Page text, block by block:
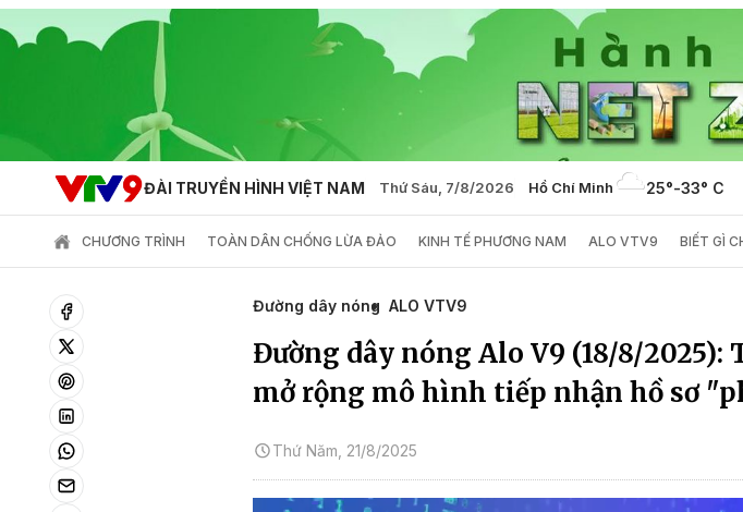
ĐÀI TRUYỀN HÌNH VIỆT NAM Thứ Sáu, 7/8/2026 Hồ Chí Minh 25°-33° C
CHƯƠNG TRÌNH TOÀN DÂN CHỐNG LỪA ĐẢO KINH TẾ PHƯƠNG NAM ALO VTV9 BIẾT GÌ
Đường dây nóng ALO VTV9
Đường dây nóng Alo V9 (18/8/2025):
mở rộng mô hình tiếp nhận hồ sơ
Thứ Năm, 21/8/2025